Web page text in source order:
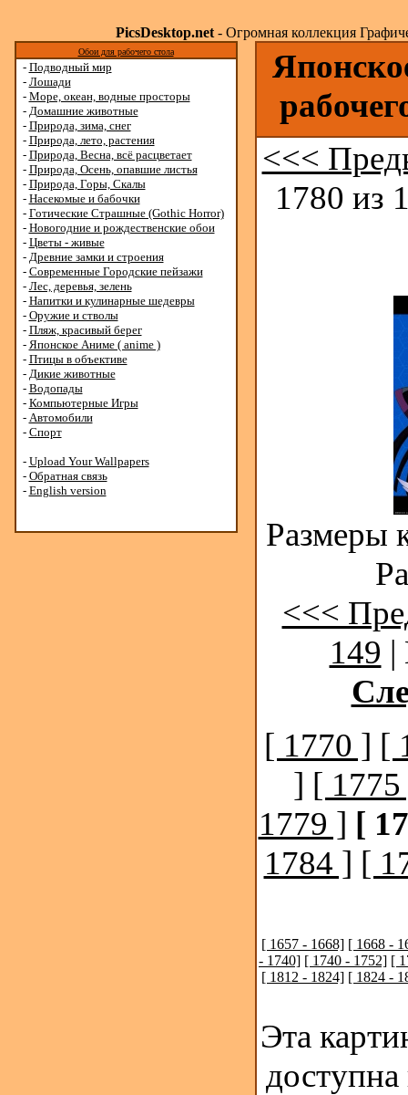
PicsDesktop.net- Огромная коллекция
Обои для рабочего стола
- Подводный мир
- Лошади
- Море, океан, водные просторы
- Домашние животные
- Природа, зима, снег
- Природа, лето, растения
- Природа, Весна, всё расцветает
- Природа, Осень, опавшие листья
- Природа, Горы, Скалы
- Насекомые и бабочки
- Готические Страшные (Gothic Horror)
- Новогодние и рождественские обои
- Цветы - живые
- Древние замки и строения
- Современные Городские пейзажи
- Лес, деревья, зелень
- Напитки и кулинарные шедевры
- Оружие и стволы
- Пляж, красивый берег
- Японское Аниме ( anime )
- Птицы в объективе
- Дикие животные
- Водопады
- Компьютерные Игры
- Автомобили
- Спорт
- Upload Your Wallpapers
- Обратная связь
- English version
<<<
1780 из
Размеры
<<<
149 |
[ 1770 ] [
] [
1779 ] [
1784 ] [
[ 1657 - 1668] [ 1668 -
- 1740] [ 1740 - 1752] [
[ 1812 - 1824] [ 1824 -
Эта